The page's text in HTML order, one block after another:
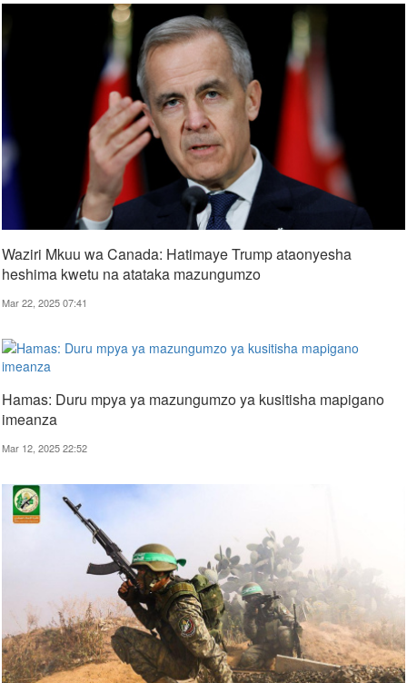
Waziri Mkuu wa Canada: Hatimaye Trump ataonyesha
heshima kwetu na atataka mazungumzo
Mar 22, 2025 07:41
Hamas: Duru mpya ya mazungumzo ya kusitisha mapigano
imeanza
Mar 12, 2025 22:52